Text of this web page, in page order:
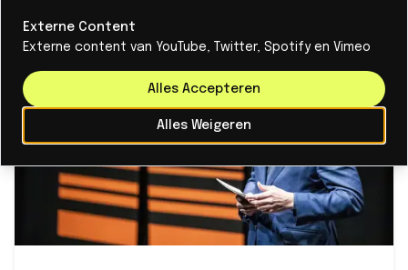
Externe Content
Externe content van YouTube, Twitter, Spotify en Vimeo
Alles Weigeren
Alles Accepteren